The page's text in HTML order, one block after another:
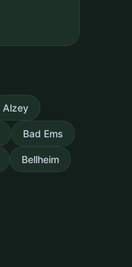
Alzey
Bad Ems
Bellheim